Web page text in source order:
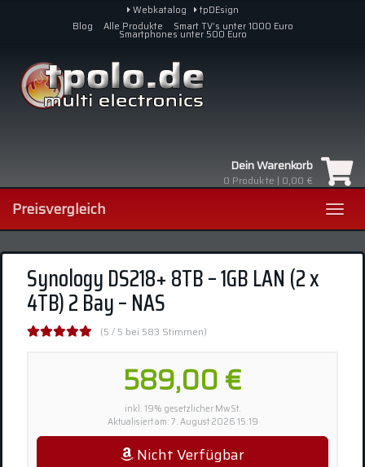
Webkatalog
tpDEsign
Blog
Alle Produkte Smart TV’s unter 1000 Euro
Smartphones unter 500 Euro
Dein Warenkorb
0 Produkte | 0,00 €
Preisvergleich
Synology DS218+ 8TB – 1GB LAN (2 x
4TB) 2 Bay – NAS
(5 / 5 bei 583 Stimmen)
589,00 €
inkl. 19% gesetzlicher MwSt.
Aktualisiert am: 7. August 2026 15:19
Nicht Verfügbar